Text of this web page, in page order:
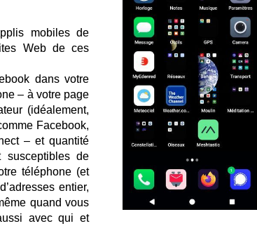
mobiles de
Web de ces
dans votre
– à votre page
(idéalement,
Facebook,
– et quantité
susceptibles de
téléphone (et
entier,
quand vous
avec qui et